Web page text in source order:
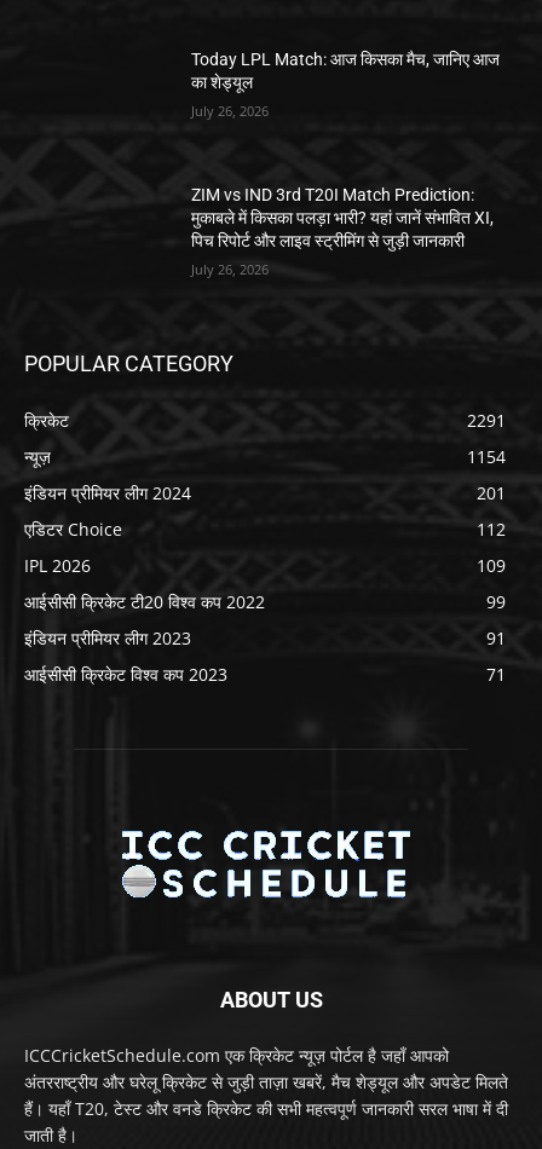
Today LPL Match: आज किसका मैच, जानिए आज
का शेड्यूल
July 26, 2026
ZIM vs IND 3rd T20I Match Prediction:
मुकाबले में किसका पलड़ा भारी? यहां जानें संभावित XI,
पिच रिपोर्ट और लाइव स्ट्रीमिंग से जुड़ी जानकारी
July 26, 2026
POPULAR CATEGORY
क्रिकेट
2291
न्यूज़
1154
इंडियन प्रीमियर लीग 2024
201
एडिटर Choice
112
IPL 2026
109
आईसीसी क्रिकेट टी20 विश्व कप 2022
99
इंडियन प्रीमियर लीग 2023
91
आईसीसी क्रिकेट विश्व कप 2023
71
ABOUT US
ICCCricketSchedule.com एक क्रिकेट न्यूज़ पोर्टल है जहाँ आपको
अंतरराष्ट्रीय और घरेलू क्रिकेट से जुड़ी ताज़ा खबरें, मैच शेड्यूल और अपडेट मिलते
हैं। यहाँ T20, टेस्ट और वनडे क्रिकेट की सभी महत्वपूर्ण जानकारी सरल भाषा में दी
जाती है।